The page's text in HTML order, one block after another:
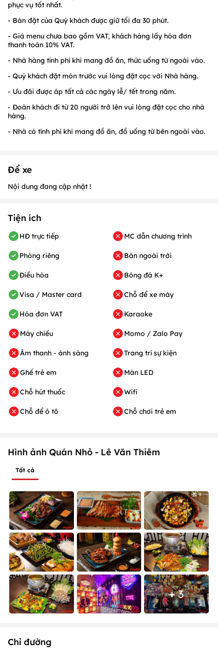
phục vụ tốt nhất.
- Bàn đặt của Quý khách được giữ tối đa 30 phút.
- Giá menu chưa bao gồm VAT, khách hàng lấy hóa đơn
thanh toán 10% VAT.
- Nhà hàng tính phí khi mang đồ ăn, thức uống từ ngoài vào.
- Quý khách đặt món trước vui lòng đặt cọc với Nhà hàng.
- Ưu đãi được áp tất cả các ngày lễ/ tết trong năm.
- Đoàn khách đi từ 20 người trở lên vui lòng đặt cọc cho nhà
hàng.
- Nhà có tính phí khi mang đồ ăn, đồ uống từ bên ngoài vào.
Để xe
Nội dung đang cập nhật !
Tiện ích
HĐ trực tiếp
Phòng riêng
Điều hòa
Visa / Master card
Hóa đơn VAT
Máy chiếu
Âm thanh - ánh sáng
Ghế trẻ em
Chỗ hút thuốc
Chỗ để ô tô
MC dẫn chương trình
Bàn ngoài trời
Bóng đá K+
Chỗ để xe máy
Karaoke
Momo / Zalo Pay
Trang trí sự kiện
Màn LED
Wifi
Chỗ chơi trẻ em
Hình ảnh Quán Nhỏ - Lê Văn Thiêm
Tất cả
+ 3
Chỉ đường